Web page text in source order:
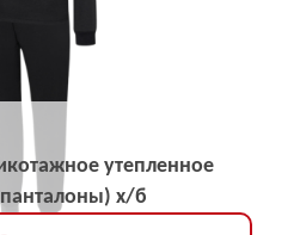
утепленное
х/б